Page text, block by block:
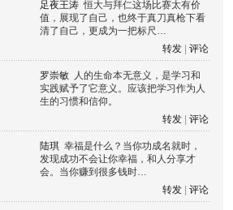
足夜王涛 恒大与拜仁这场比赛太有价
值，展现了自己，也终于真刀真枪下看
清了自己，更成为一把标尺…
转发
评论
罗崇敏 人的生命本无意义，是学习和
实践赋予了它意义。应该把学习作为人
生的习惯和信仰。
转发
评论
陆琪 幸福是什么？当你功成名就时，
发现成功不会让你幸福，和人分享才
会。当你赚到很多钱时…
转发
评论